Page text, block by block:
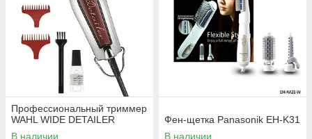
Профессиональный триммер
WAHL WIDE DETAILER
В наличии
Фен-щетка Panasonik EH-K31
В наличии